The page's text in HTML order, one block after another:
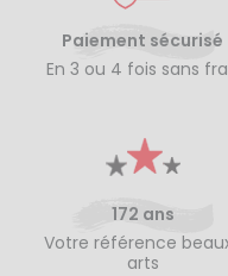
Paiement sécurisé
En 3 ou 4 fois sans
172 ans
Votre référence
arts